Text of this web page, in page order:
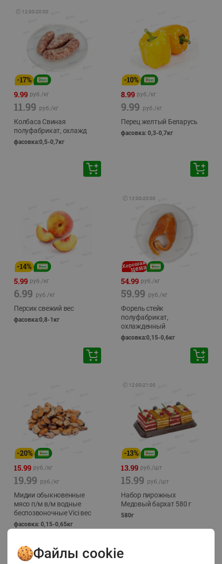
🕘 12:00-20:00
-17%
9.99 руб./кг
11.99 руб./кг
Колбаса Свиная
полуфабрикат, охлажд
фасовка:0,5-0,7кг
-10%
8.99 руб./кг
9.99 руб./кг
Перец желтый Беларусь
фасовка: 0,3-0,7кг
-14%
5.99 руб./кг
6.99 руб./кг
Персик свежий вес
фасовка:0,8-1кг
🕘 12:00-20:00
54.99 руб./кг
59.99 руб./кг
Форель стейк
полуфабрикат,
охлажденный
фасовка:0,15-0,6кг
-20%
15.99 руб./кг
19.99 руб./кг
Мидии обыкновенные
мясо п/м в/м водные
беспозвоночные Vici вес
фасовка: 0,15-0,65кг
🕘 12:00-21:00
-13%
13.99 руб./шт
15.99 руб./шт
Набор пирожных
Медовый бархат 580 г
580г
Файлы cookie